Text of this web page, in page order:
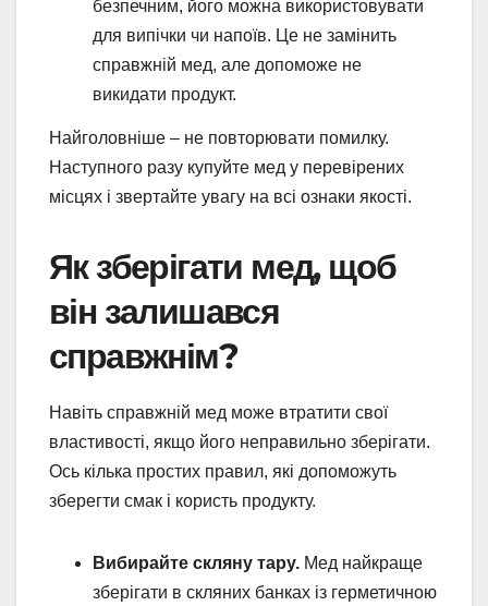
безпечним, його можна використовувати
для випічки чи напоїв. Це не замінить
справжній мед, але допоможе не
викидати продукт.
Найголовніше – не повторювати помилку.
Наступного разу купуйте мед у перевірених
місцях і звертайте увагу на всі ознаки якості.
Як зберігати мед, щоб
він залишався
справжнім?
Навіть справжній мед може втратити свої
властивості, якщо його неправильно зберігати.
Ось кілька простих правил, які допоможуть
зберегти смак і користь продукту.
Вибирайте скляну тару. Мед найкраще
зберігати в скляних банках із герметичною